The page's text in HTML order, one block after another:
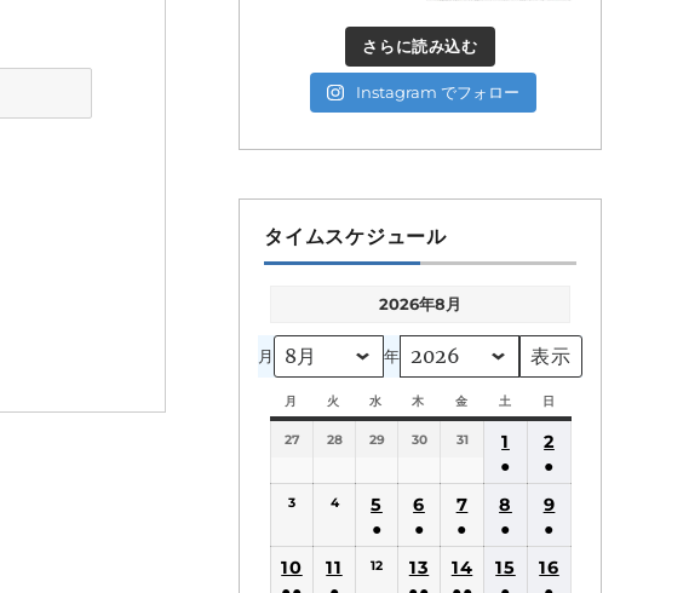
さらに読み込む
Instagram でフォロー
タイムスケジュール
2026年8月
月 年
月
曜
日
火
曜
日
水
曜
日
木
曜
日
金
曜
土
曜
日
曜
27 28 29 30 31
1
●
(1
件
の
イ
2
●
(1
件
の
イ
3 4
5
●
(1
6
●
(1
件
7
●
(1
件
8
●
(1
件
9
●
(1
件
10
11
12
13
14
15
16